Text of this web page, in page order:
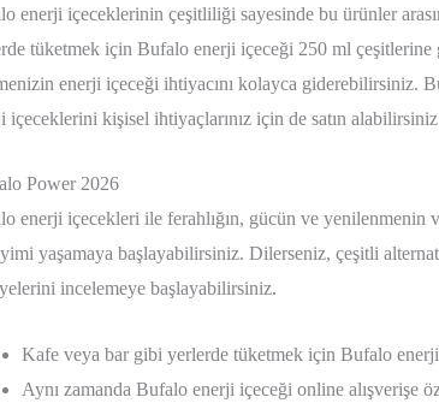
enerji içeceklerinin çeşitliliği sayesinde bu ürünler
tüketmek için Bufalo enerji içeceği 250 ml
enerji içeceği ihtiyacını kolayca giderebilirsiniz.
içeceklerini kişisel ihtiyaçlarınız için de satın
Power 2026
enerji içecekleri ile ferahlığın, gücün ve yenilenmenin
yaşamaya başlayabilirsiniz. Dilerseniz, çeşitli
incelemeye başlayabilirsiniz.
Kafe veya bar gibi yerlerde tüketmek için Bufalo
Aynı zamanda Bufalo enerji içeceği online alışverişe